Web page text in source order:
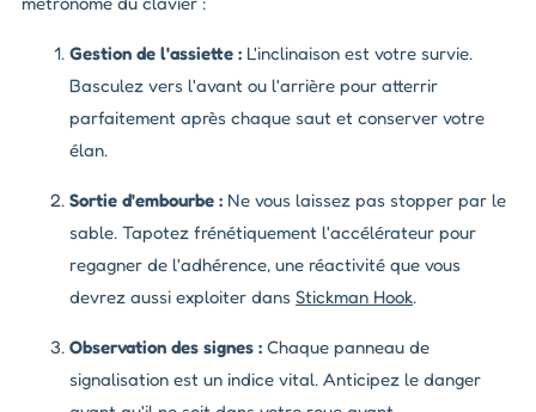
Gestion de l'assiette : L'inclinaison est votre survie.
Basculez vers l'avant ou l'arrière pour atterrir
parfaitement après chaque saut et conserver votre
élan.
Sortie d'embourbe : Ne vous laissez pas stopper par le
sable. Tapotez frénétiquement l'accélérateur pour
regagner de l'adhérence, une réactivité que vous
devrez aussi exploiter dans Stickman Hook.
Observation des signes : Chaque panneau de
signalisation est un indice vital. Anticipez le danger